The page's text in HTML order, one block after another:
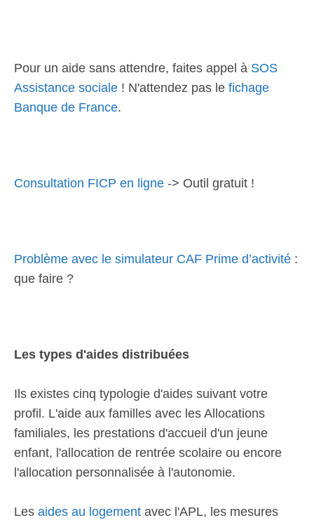
Pour un aide sans attendre, faites appel à SOS
Assistance sociale ! N'attendez pas le fichage
Banque de France.
Consultation FICP en ligne -> Outil gratuit !
Problème avec le simulateur CAF Prime d’activité :
que faire ?
Les types d'aides distribuées
Ils existes cinq typologie d'aides suivant votre
profil. L'aide aux familles avec les Allocations
familiales, les prestations d'accueil d'un jeune
enfant, l'allocation de rentrée scolaire ou encore
l'allocation personnalisée à l'autonomie.
Les aides au logement avec l'APL, les mesures